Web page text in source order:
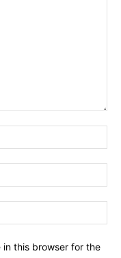
in this browser for the